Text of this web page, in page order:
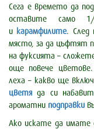
Сега е времето да
оставите само
и карамфилите. След
място, за да цъфтят
на фуксията –
още повече
леха – какво ще
цветя да си
ароматни подправки
Ако искате да